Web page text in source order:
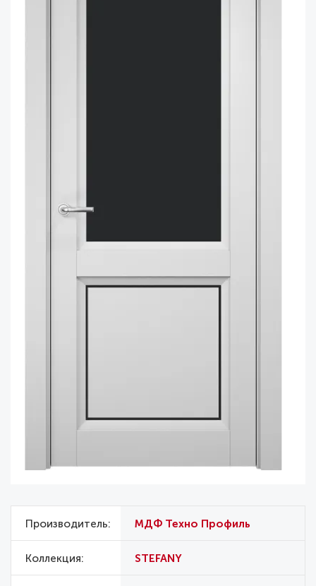
Производитель МДФ Техно Профиль
Коллекция STEFANY